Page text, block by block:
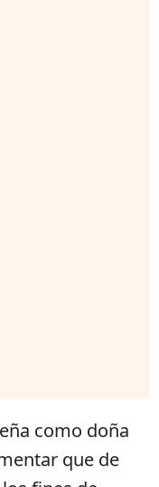
como doña
que de